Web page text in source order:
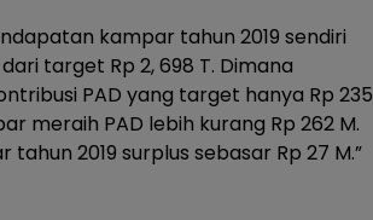
kampar tahun 2019 sendiri
target Rp 2, 698 T. Dimana
PAD yang target hanya Rp 235
meraih PAD lebih kurang Rp 262 M.
2019 surplus sebasar Rp 27 M.”